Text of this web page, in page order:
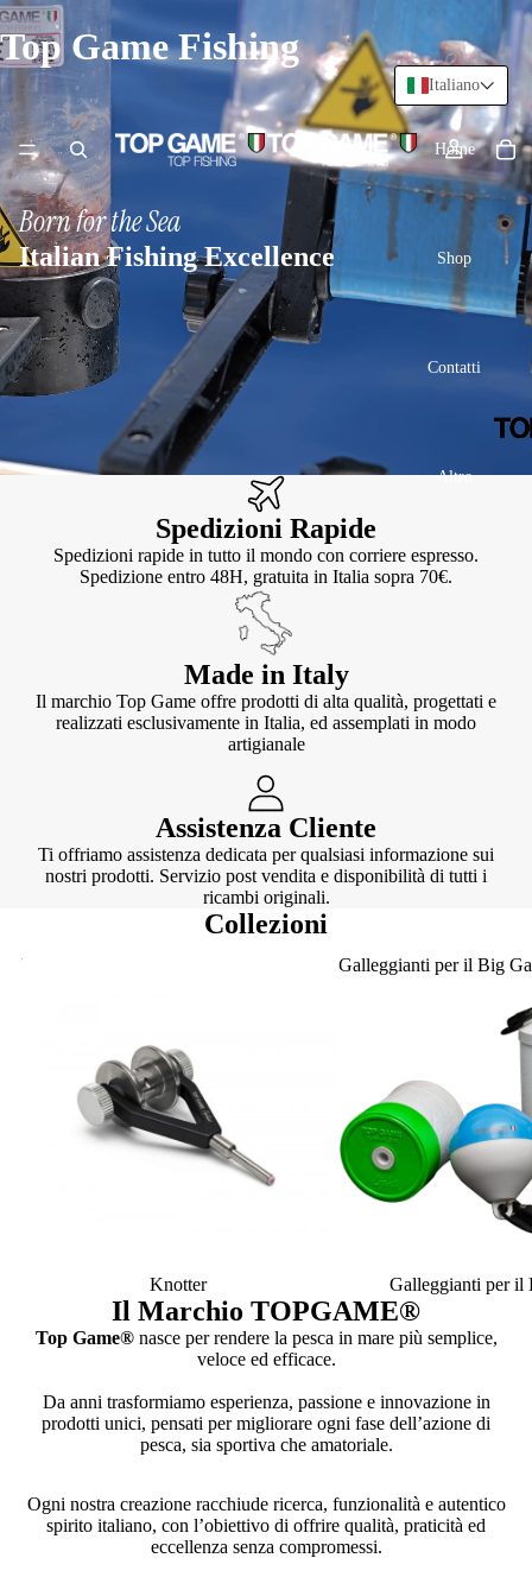
Top Game Fishing
Home
Shop
Contatti
Altro
Born for the Sea
Italian Fishing Excellence
Spedizioni Rapide
Spedizioni rapide in tutto il mondo con corriere espresso.
Spedizione entro 48H, gratuita in Italia sopra 70€.
Made in Italy
Il marchio Top Game offre prodotti di alta qualità, progettati e
realizzati esclusivamente in Italia, ed assemplati in modo
artigianale
Assistenza Cliente
Ti offriamo assistenza dedicata per qualsiasi informazione sui
nostri prodotti. Servizio post vendita e disponibilità di tutti i
ricambi originali.
Collezioni
Knotter
Knotter
Galleggianti per il Big
Galleggianti per il
Il Marchio TOPGAME®
Top Game®nasce per rendere la pesca in mare più semplice,
veloce ed efficace.
Da anni trasformiamo esperienza, passione e innovazione in
prodotti unici, pensati per migliorare ogni fase dell’azione di
pesca, sia sportiva che amatoriale.
Ogni nostra creazione racchiude ricerca, funzionalità e autentico
spirito italiano, con l’obiettivo di offrire qualità, praticità ed
eccellenza senza compromessi.
Italiano